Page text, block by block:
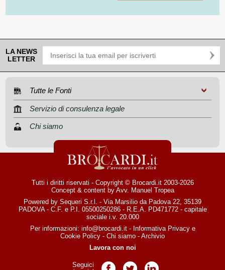
LA NEWS
LETTER
Tutte le Fonti
Servizio di consulenza legale
Chi siamo
Tutti i diritti riservati - Copyright © Brocardi.it 2003-2026
Concept & content by Avv. Manuel Tropea
Powered by Sequeri S.r.l. - Via Marsilio da Padova 22, 35139
PADOVA - C.F. e P.I. 05500250286 - R.E.A. PD471772 - capitale
sociale i.v. 20.000
Per informazioni: info@brocardi.it- Informativa Privacye
Cookie Policy - Chi siamo - Archivio
Lavora con noi
Seguici
Pagina Facebook
Pagina TwitterPagina LinkedIn